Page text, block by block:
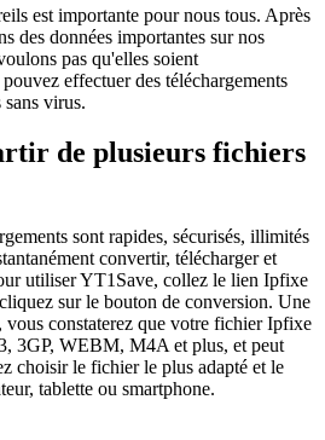
est importante pour nous tous. Après
des données importantes sur nos
pas qu'elles soient
effectuer des téléchargements
virus.
de plusieurs fichiers
sont rapides, sécurisés, illimités
convertir, télécharger et
utiliser YT1Save, collez le lien Ipfixe
sur le bouton de conversion. Une
constaterez que votre fichier Ipfixe
3GP, WEBM, M4A et plus, et peut
choisir le fichier le plus adapté et le
tablette ou smartphone.